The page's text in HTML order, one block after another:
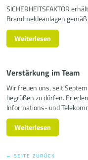
SICHERHEITSFAKTOR
Brandmeldeanlagen
Weiterlesen
Verstärkung im Team
Wir freuen uns, seit
begrüßen zu dürfen. Er
Informations- und
Weiterlesen
← SEITE ZURÜCK